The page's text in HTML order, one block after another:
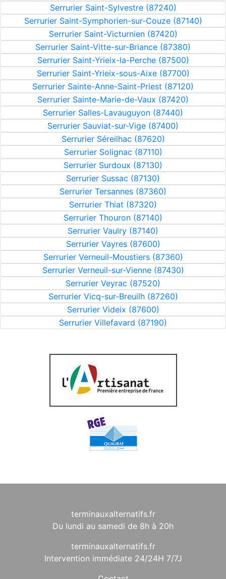
Serrurier Saint-Sylvestre (87240)
Serrurier Saint-Symphorien-sur-Couze (87140)
Serrurier Saint-Victurnien (87420)
Serrurier Saint-Vitte-sur-Briance (87380)
Serrurier Saint-Yrieix-la-Perche (87500)
Serrurier Saint-Yrieix-sous-Aixe (87700)
Serrurier Sainte-Anne-Saint-Priest (87120)
Serrurier Sainte-Marie-de-Vaux (87420)
Serrurier Salles-Lavauguyon (87440)
Serrurier Sauviat-sur-Vige (87400)
Serrurier Séreilhac (87620)
Serrurier Solignac (87110)
Serrurier Surdoux (87130)
Serrurier Sussac (87130)
Serrurier Tersannes (87360)
Serrurier Thiat (87320)
Serrurier Thouron (87140)
Serrurier Vaulry (87140)
Serrurier Vayres (87600)
Serrurier Verneuil-Moustiers (87360)
Serrurier Verneuil-sur-Vienne (87430)
Serrurier Veyrac (87520)
Serrurier Vicq-sur-Breuilh (87260)
Serrurier Videix (87600)
Serrurier Villefavard (87190)
terminauxalternatifs.fr
Du lundi au samedi de 8h à 20h
terminauxalternatifs.fr
Intervention immédiate 24/24H 7/7J